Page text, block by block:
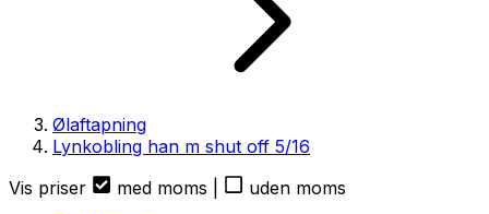
Ølaftapning
Lynkobling han m shut off 5/16
Vis priser
med moms
uden moms